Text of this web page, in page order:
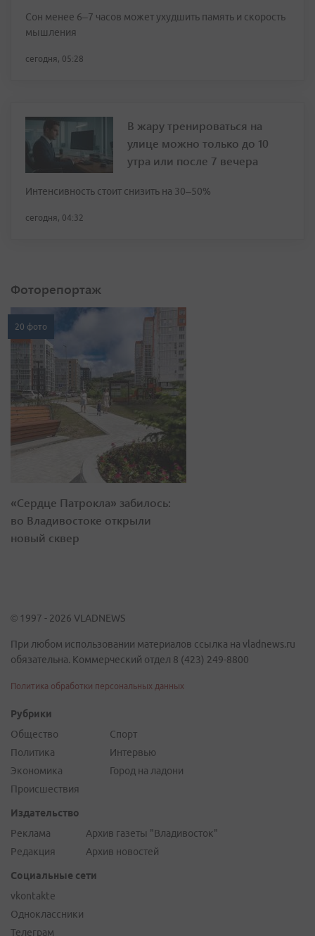
Сон менее 6–7 часов может ухудшить память и скорость
мышления
сегодня, 05:28
В жару тренироваться на
улице можно только до 10
утра или после 7 вечера
Интенсивность стоит снизить на 30–50%
сегодня, 04:32
Фоторепортаж
20 фото
«Сердце Патрокла» забилось:
во Владивостоке открыли
новый сквер
© 1997 - 2026 VLADNEWS
При любом использовании материалов ссылка на vladnews.ru
обязательна. Коммерческий отдел 8 (423) 249-8800
Политика обработки персональных данных
Рубрики
Общество
Политика
Экономика
Происшествия
Спорт
Интервью
Город на ладони
Издательство
Реклама
Редакция
Архив газеты "Владивосток"
Архив новостей
Социальные сети
vkontakte
Одноклассники
Телеграм